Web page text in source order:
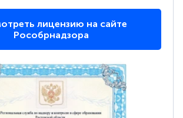
лицензию на сайте
Рособрнадзора